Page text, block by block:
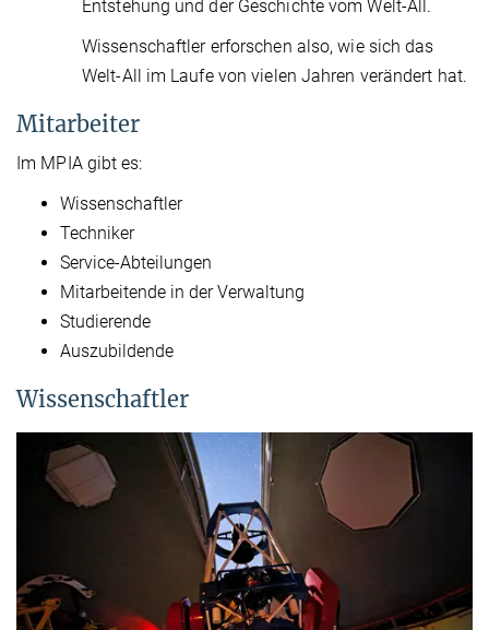
Entstehung und der Geschichte vom Welt-All.
Wissenschaftler erforschen also, wie sich das
Welt-All im Laufe von vielen Jahren verändert hat.
Mitarbeiter
Im MPIA gibt es:
Wissenschaftler
Techniker
Service-Abteilungen
Mitarbeitende in der Verwaltung
Studierende
Auszubildende
Wissenschaftler